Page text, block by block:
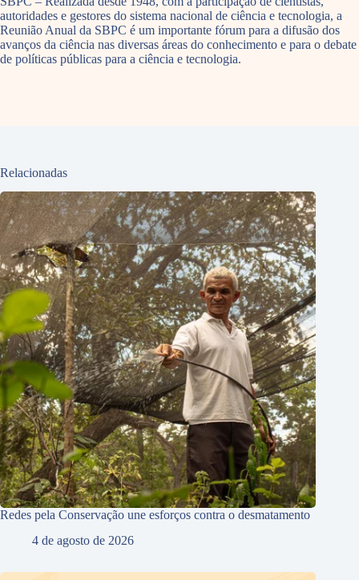
autoridades e gestores do sistema nacional de ciência e tecnologia, a
Reunião Anual da SBPC é um importante fórum para a difusão dos
avanços da ciência nas diversas áreas do conhecimento e para o debate
de políticas públicas para a ciência e tecnologia.
Relacionadas
Redes pela Conservação une esforços contra o desmatamento
4 de agosto de 2026